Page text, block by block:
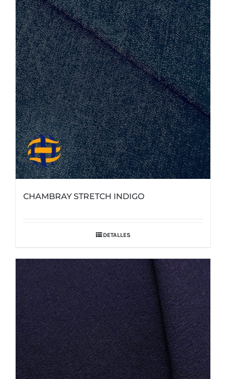
CHAMBRAY STRETCH INDIGO
DETALLES